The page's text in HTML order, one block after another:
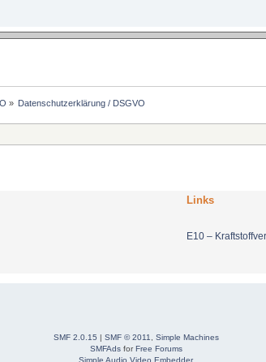
» Datenschutzerklärung / DSGVO
Links
E10 –
SMF 2.0.15 | SMF © 2011
Simple Machines
SMFAdsforFree Forums
Simple Audio Video Embedder